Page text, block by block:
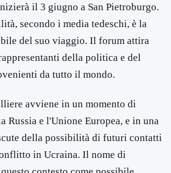
il 3 giugno a San Pietroburgo.
secondo i media tedeschi, è la
del suo viaggio. Il forum attira
della politica e del
da tutto il mondo.
avviene in un momento di
Russia e l'Unione Europea, e in una
della possibilità di futuri contatti
in Ucraina. Il nome di